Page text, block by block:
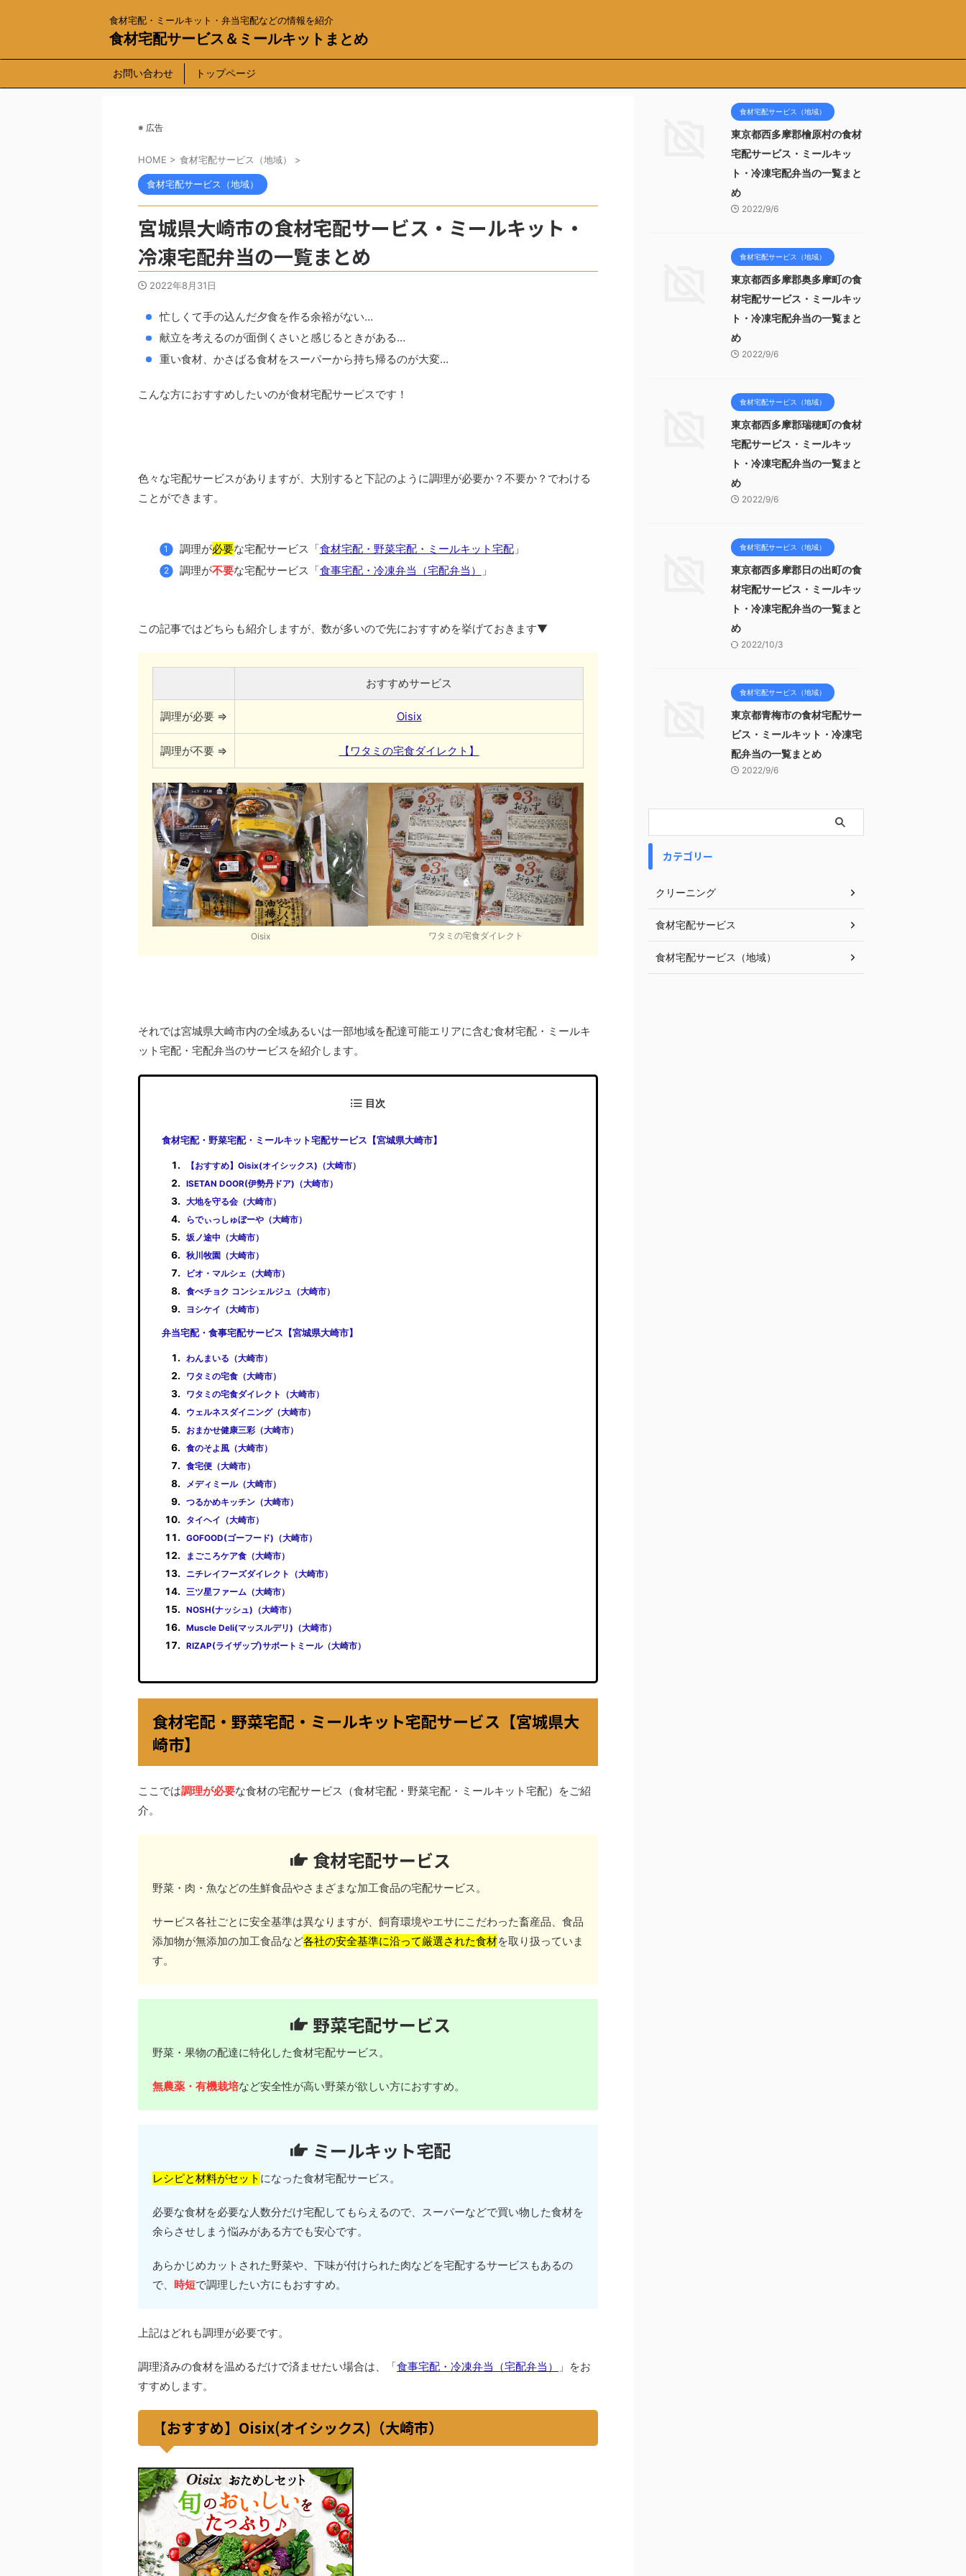
食材宅配・ミールキット・弁当宅配などの情報を紹介
食材宅配サービス＆ミールキットまとめ
お問い合わせ トップページ
※ 広告
HOME > 食材宅配サービス（地域） >
食材宅配サービス（地域）
宮城県大崎市の食材宅配サービス・ミールキット・
冷凍宅配弁当の一覧まとめ
2022年8月31日
忙しくて手の込んだ夕食を作る余裕がない…
献立を考えるのが面倒くさいと感じるときがある…
重い食材、かさばる食材をスーパーから持ち帰るのが大変…
こんな方におすすめしたいのが食材宅配サービスです！
色々な宅配サービスがありますが、大別すると下記のように調理が必要か？不要か？でわける
ことができます。
調理が必要な宅配サービス「食材宅配・野菜宅配・ミールキット宅配」
調理が不要な宅配サービス「食事宅配・冷凍弁当（宅配弁当） 」
この記事ではどちらも紹介しますが、数が多いので先におすすめを挙げておきます▼
おすすめサービス
調理が必要 ⇒ Oisix
調理が不要 ⇒ 【ワタミの宅食ダイレクト】
Oisix ワタミの宅食ダイレクト
それでは宮城県大崎市内の全域あるいは一部地域を配達可能エリアに含む食材宅配・ミールキ
ット宅配・宅配弁当のサービスを紹介します。
目次
食材宅配・野菜宅配・ミールキット宅配サービス【宮城県大崎市】
【おすすめ】Oisix(オイシックス)（大崎市）
ISETAN DOOR(伊勢丹ドア)（大崎市）
大地を守る会（大崎市）
らでぃっしゅぼーや（大崎市）
坂ノ途中（大崎市）
秋川牧園（大崎市）
ビオ・マルシェ（大崎市）
食べチョク コンシェルジュ（大崎市）
ヨシケイ（大崎市）
弁当宅配・食事宅配サービス【宮城県大崎市】
わんまいる（大崎市）
ワタミの宅食（大崎市）
ワタミの宅食ダイレクト（大崎市）
ウェルネスダイニング（大崎市）
おまかせ健康三彩（大崎市）
食のそよ風（大崎市）
食宅便（大崎市）
メディミール（大崎市）
つるかめキッチン（大崎市）
タイヘイ（大崎市）
GOFOOD(ゴーフード)（大崎市）
まごころケア食（大崎市）
ニチレイフーズダイレクト（大崎市）
三ツ星ファーム（大崎市）
NOSH(ナッシュ)（大崎市）
Muscle Deli(マッスルデリ)（大崎市）
RIZAP(ライザップ)サポートミール（大崎市）
食材宅配・野菜宅配・ミールキット宅配サービス【宮城県大
崎市】
ここでは調理が必要な食材の宅配サービス（食材宅配・野菜宅配・ミールキット宅配）をご紹
介。
食材宅配サービス
野菜・肉・魚などの生鮮食品やさまざまな加工食品の宅配サービス。
サービス各社ごとに安全基準は異なりますが、飼育環境やエサにこだわった畜産品、食品
添加物が無添加の加工食品など各社の安全基準に沿って厳選された食材を取り扱っていま
す。
野菜宅配サービス
野菜・果物の配達に特化した食材宅配サービス。
無農薬・有機栽培など安全性が高い野菜が欲しい方におすすめ。
ミールキット宅配
レシピと材料がセット になった食材宅配サービス。
必要な食材を必要な人数分だけ宅配してもらえるので、スーパーなどで買い物した食材を
余らさせしまう悩みがある方でも安心です。
あらかじめカットされた野菜や、下味が付けられた肉などを宅配するサービスもあるの
で、 時短で調理したい方にもおすすめ。
上記はどれも調理が必要です。
調理済みの食材を温めるだけで済ませたい場合は、「食事宅配・冷凍弁当（宅配弁当）
」をお
すすめします。
【おすすめ】Oisix(オイシックス)（大崎市）
食材宅配サービス（地域）
東京都西多摩郡檜原村の食材
宅配サービス・ミールキッ
ト・冷凍宅配弁当の一覧まと
め
2022/9/6
食材宅配サービス（地域）
東京都西多摩郡奥多摩町の食
材宅配サービス・ミールキッ
ト・冷凍宅配弁当の一覧まと
め
2022/9/6
食材宅配サービス（地域）
東京都西多摩郡瑞穂町の食材
宅配サービス・ミールキッ
ト・冷凍宅配弁当の一覧まと
め
2022/9/6
食材宅配サービス（地域）
東京都西多摩郡日の出町の食
材宅配サービス・ミールキッ
ト・冷凍宅配弁当の一覧まと
め
2022/10/3
食材宅配サービス（地域）
東京都青梅市の食材宅配サー
ビス・ミールキット・冷凍宅
配弁当の一覧まとめ
2022/9/6
カテゴリー
クリーニング
食材宅配サービス
食材宅配サービス（地域）